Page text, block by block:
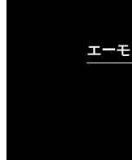
エー